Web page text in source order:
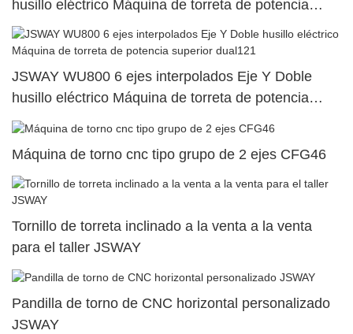
husillo eléctrico Máquina de torreta de potencia
superior dual114
JSWAY WU800 6 ejes interpolados Eje Y Doble
husillo eléctrico Máquina de torreta de potencia
superior dual121
Máquina de torno cnc tipo grupo de 2 ejes CFG46
Tornillo de torreta inclinado a la venta a la venta
para el taller JSWAY
Pandilla de torno de CNC horizontal personalizado
JSWAY